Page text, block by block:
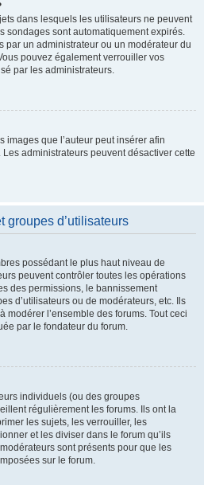
dans lesquels les utilisateurs ne peuvent
sondages sont automatiquement expirés.
par un administrateur ou un modérateur du
pouvez également verrouiller vos
par les administrateurs.
images que l’auteur peut insérer afin
administrateurs peuvent désactiver cette
groupes d’utilisateurs
possédant le plus haut niveau de
peuvent contrôler toutes les opérations
des permissions, le bannissement
d’utilisateurs ou de modérateurs, etc. Ils
modérer l’ensemble des forums. Tout ceci
par le fondateur du forum.
individuels (ou des groupes
régulièrement les forums. Ils ont la
les sujets, les verrouiller, les
et les diviser dans le forum qu’ils
sont présents pour que les
sur le forum.